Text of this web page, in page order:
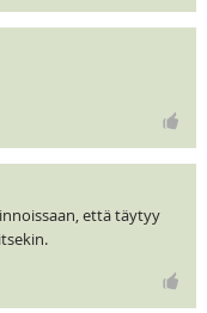
että täytyy